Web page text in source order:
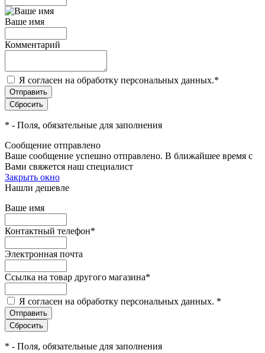
Ваше имя
Комментарий
Я согласен на обработку персональных данных.*
* - Поля, обязательные для заполнения
Сообщение отправлено
Ваше сообщение успешно отправлено. В ближайшее время с
Вами свяжется наш специалист
Закрыть окно
Нашли дешевле
Ваше имя
Контактный телефон*
Электронная почта
Ссылка на товар другого магазина*
Я согласен на обработку персональных данных. *
* - Поля, обязательные для заполнения